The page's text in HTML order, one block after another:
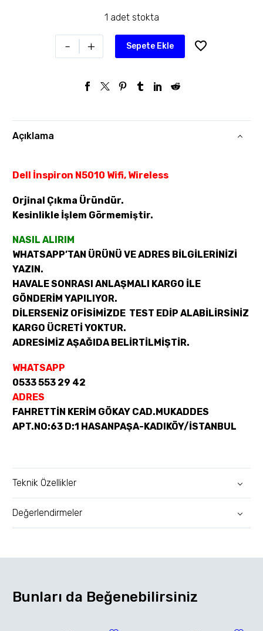
1 adet stokta
- + Sepete Ekle
Açıklama
Dell İnspiron N5010 Wifi, Wireless
Orjinal Çıkma Üründür.
Kesinlikle İşlem Görmemiştir.
NASIL ALIRIM
WHATSAPP’TAN ÜRÜNÜ VE ADRES BİLGİLERİNİZİ
YAZIN.
HAVALE SONRASI ANLAŞMALI KARGO İLE
GÖNDERİM YAPILIYOR.
DİLERSENİZ OFİSİMİZDE TEST EDİP ALABİLİRSİNİZ
KARGO ÜCRETİ YOKTUR.
ADRESİMİZ AŞAĞIDA BELİRTİLMİŞTİR.
WHATSAPP
0533 553 29 42
ADRES
FAHRETTİN KERİM GÖKAY CAD.MUKADDES
APT.NO:63 D:1 HASANPAŞA-KADIKÖY/İSTANBUL
Teknik Özellikler
Değerlendirmeler
Bunları da Beğenebilirsiniz